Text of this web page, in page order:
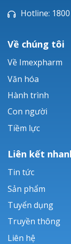
Hotline:
Về chúng tôi
Về Imexpharm
Văn hóa
Hành trình
Con người
Tiềm lực
Liên kết
Tin tức
Sản phẩm
Tuyển dụng
Truyền thông
Liên hệ